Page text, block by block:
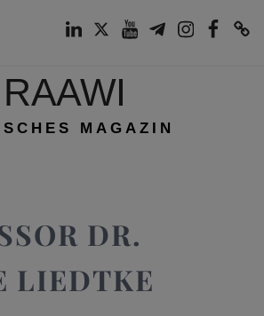
RAAWI
MAGAZIN
DR.
LIEDTKE